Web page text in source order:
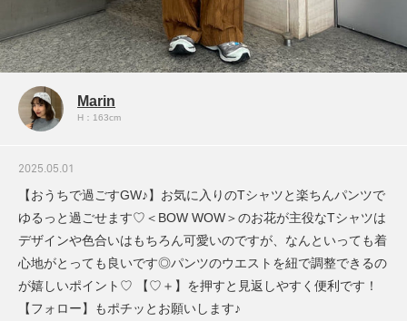
Marin
H：163cm
2025.05.01
【おうちで過ごすGW♪】お気に入りのTシャツと楽ちんパンツで
ゆるっと過ごせます♡＜BOW WOW＞のお花が主役なTシャツは
デザインや色合いはもちろん可愛いのですが、なんといっても着
心地がとっても良いです◎パンツのウエストを紐で調整できるの
が嬉しいポイント♡ 【♡＋】を押すと見返しやすく便利です！
【フォロー】もポチッとお願いします♪